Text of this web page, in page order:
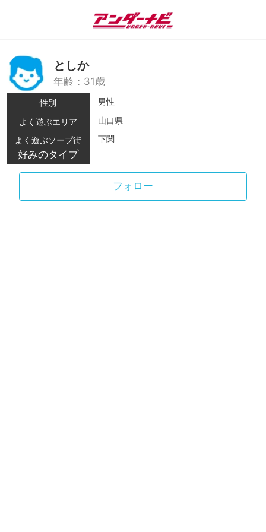
としか
年齢：31歳
性別
男性
よく遊ぶエリア
山口県
よく遊ぶソープ街
下関
好みのタイプ
フォロー